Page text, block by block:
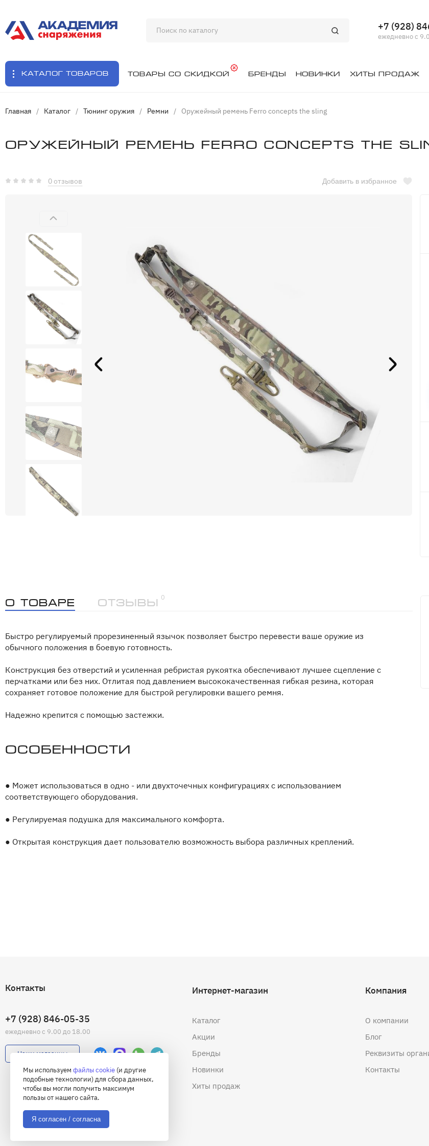
+7 (928)
ежедневно с
Каталог товаров Товары со скидкой Бренды Новинки Хиты продаж
Главная / Каталог / Тюнинг оружия / Ремни / Оружейный ремень Ferro concepts the sling
Оружейный ремень Ferro concepts the
0 отзывов Добавить в избранное
О товаре Отзывы
0
Быстро регулируемый прорезиненный язычок позволяет быстро перевести ваше оружие из
обычного положения в боевую готовность.
Конструкция без отверстий и усиленная ребристая рукоятка обеспечивают лучшее сцепление с
перчатками или без них. Отлитая под давлением высококачественная гибкая резина, которая
сохраняет готовое положение для быстрой регулировки вашего ремня.
Надежно крепится с помощью застежки.
Особенности
● Может использоваться в одно - или двухточечных конфигурациях с использованием
соответствующего оборудования.
● Регулируемая подушка для максимального комфорта.
● Открытая конструкция дает пользователю возможность выбора различных креплений.
Контакты
+7 (928) 846-05-35
ежедневно с 9.00 до 18.00
Наши магазины
Интернет-магазин
Каталог
Акции
Бренды
Новинки
Хиты продаж
Компания
О компании
Блог
Реквизиты
Контакты
Мы используем файлы cookie (и другие
подобные технологии) для сбора данных,
чтобы вы могли получить максимум
пользы от нашего сайта.
Я согласен / согласна